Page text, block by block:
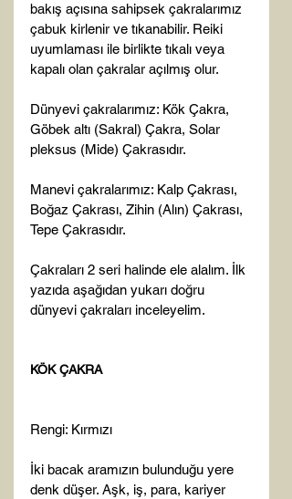
bakış açısına sahipsek çakralarımız
çabuk kirlenir ve tıkanabilir. Reiki
uyumlaması ile birlikte tıkalı veya
kapalı olan çakralar açılmış olur.
Dünyevi çakralarımız: Kök Çakra,
Göbek altı (Sakral) Çakra, Solar
pleksus (Mide) Çakrasıdır.
Manevi çakralarımız: Kalp Çakrası,
Boğaz Çakrası, Zihin (Alın) Çakrası,
Tepe Çakrasıdır.
Çakraları 2 seri halinde ele alalım. İlk
yazıda aşağıdan yukarı doğru
dünyevi çakraları inceleyelim.
KÖK ÇAKRA
Rengi: Kırmızı
İki bacak aramızın bulunduğu yere
denk düşer. Aşk, iş, para, kariyer